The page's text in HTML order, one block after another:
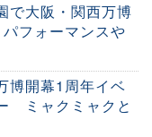
で大阪・関西万博
フォーマンスや
博開幕1周年イベ
ミャクミャクと